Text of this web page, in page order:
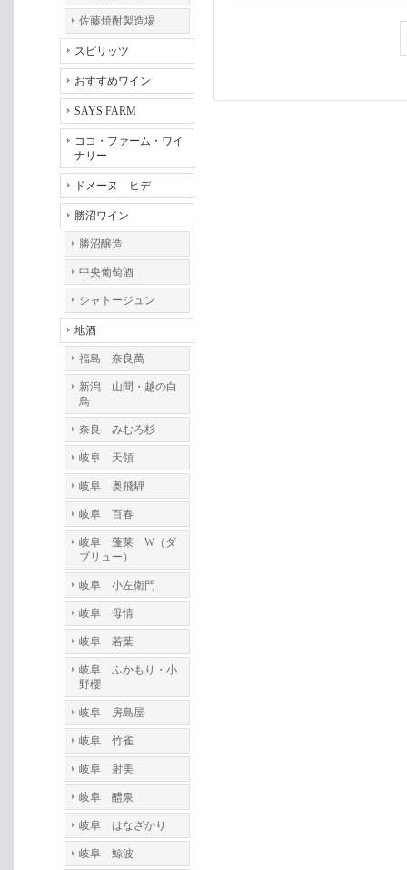
佐藤焼酎製造場
スピリッツ
おすすめワイン
SAYS FARM
ココ・ファーム・ワイ
ナリー
ドメーヌ ヒデ
勝沼ワイン
勝沼醸造
中央葡萄酒
シャトージュン
地酒
福島 奈良萬
新潟 山間・越の白
鳥
奈良 みむろ杉
岐阜 天領
岐阜 奥飛騨
岐阜 百春
岐阜 蓬莱 W（ダ
ブリュー）
岐阜 小左衛門
岐阜 母情
岐阜 若葉
岐阜 ふかもり・小
野櫻
岐阜 房島屋
岐阜 竹雀
岐阜 射美
岐阜 醴泉
岐阜 はなざかり
岐阜 鯨波